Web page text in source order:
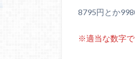
8795円とか
※適当な数字で